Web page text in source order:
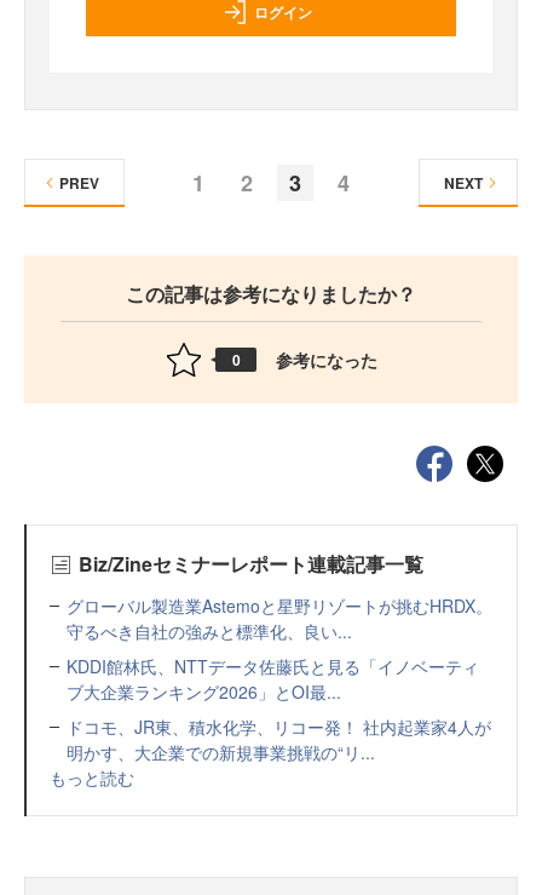
ログイン
1 2 3 4
PREV NEXT
この記事は参考になりましたか？
0 参考になった
Biz/Zineセミナーレポート連載記事一覧
グローバル製造業Astemoと星野リゾートが挑むHRDX。
守るべき自社の強みと標準化、良い...
KDDI館林氏、NTTデータ佐藤氏と見る「イノベーティ
ブ大企業ランキング2026」とOI最...
ドコモ、JR東、積水化学、リコー発！ 社内起業家4人が
明かす、大企業での新規事業挑戦の“リ...
もっと読む